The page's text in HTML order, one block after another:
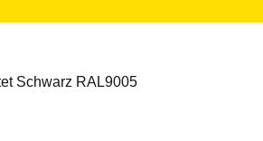
Schwarz RAL9005